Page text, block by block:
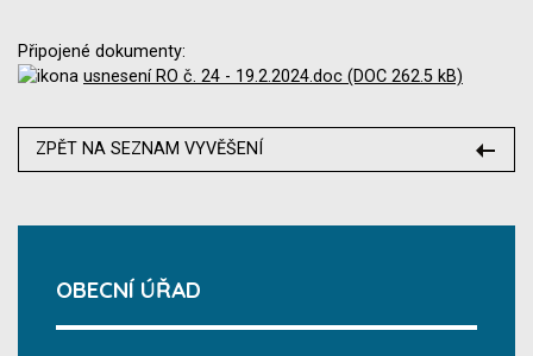
Připojené dokumenty:
usnesení RO č. 24 - 19.2.2024.doc (DOC 262.5 kB)
ZPĚT NA SEZNAM VYVĚŠENÍ
OBECNÍ ÚŘAD